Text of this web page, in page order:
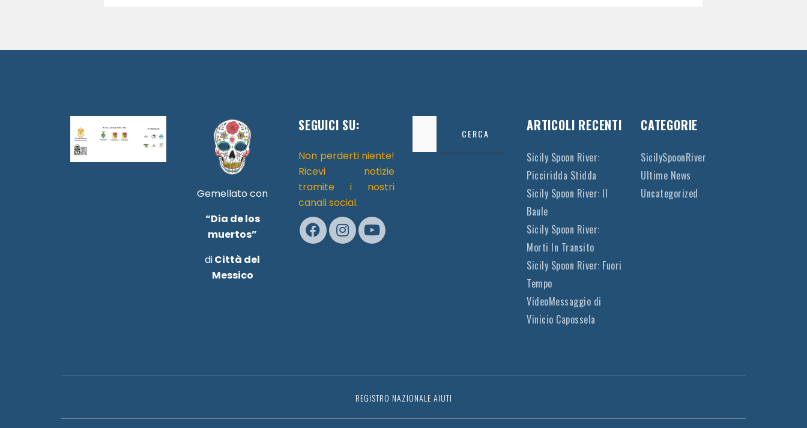
Gemellato con
“Dia de los
muertos”
diCittà del
Messico
SEGUICI SU:
Non perderti niente!
Ricevi notizie
tramite i nostri
canali social.
ARTICOLI RECENTI
Sicily Spoon River:
Picciridda Stidda
Sicily Spoon River: Il
Baule
Sicily Spoon River:
Morti In Transito
Sicily Spoon River: Fuori
Tempo
VideoMessaggio di
Vinicio Capossela
CATEGORIE
SicilySpoonRiver
Ultime News
Uncategorized
REGISTRO NAZIONALE AIUTI